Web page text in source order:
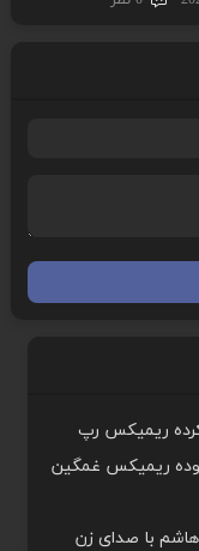
کرده ریمیکس رپ
بوده ریمیکس غمگین
با صدای زن